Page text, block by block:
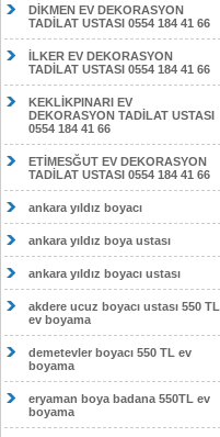
DİKMEN EV DEKORASYON
TADİLAT USTASI 0554 184 41 66
İLKER EV DEKORASYON
TADİLAT USTASI 0554 184 41 66
KEKLİKPINARI EV
DEKORASYON TADİLAT USTASI
0554 184 41 66
ETİMESĞUT EV DEKORASYON
TADİLAT USTASI 0554 184 41 66
ankara yıldız boyacı
ankara yıldız boya ustası
ankara yıldız boyacı ustası
akdere ucuz boyacı ustası 550 TL
ev boyama
demetevler boyacı 550 TL ev
boyama
eryaman boya badana 550TL ev
boyama